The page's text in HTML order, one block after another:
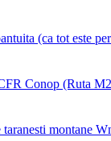
(ca tot este
Conop (Ruta
taranesti montane